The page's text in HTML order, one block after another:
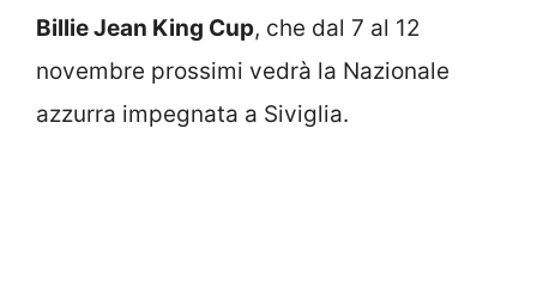
Billie Jean King Cup, che dal 7 al 12
novembre prossimi vedrà la Nazionale
azzurra impegnata a Siviglia.